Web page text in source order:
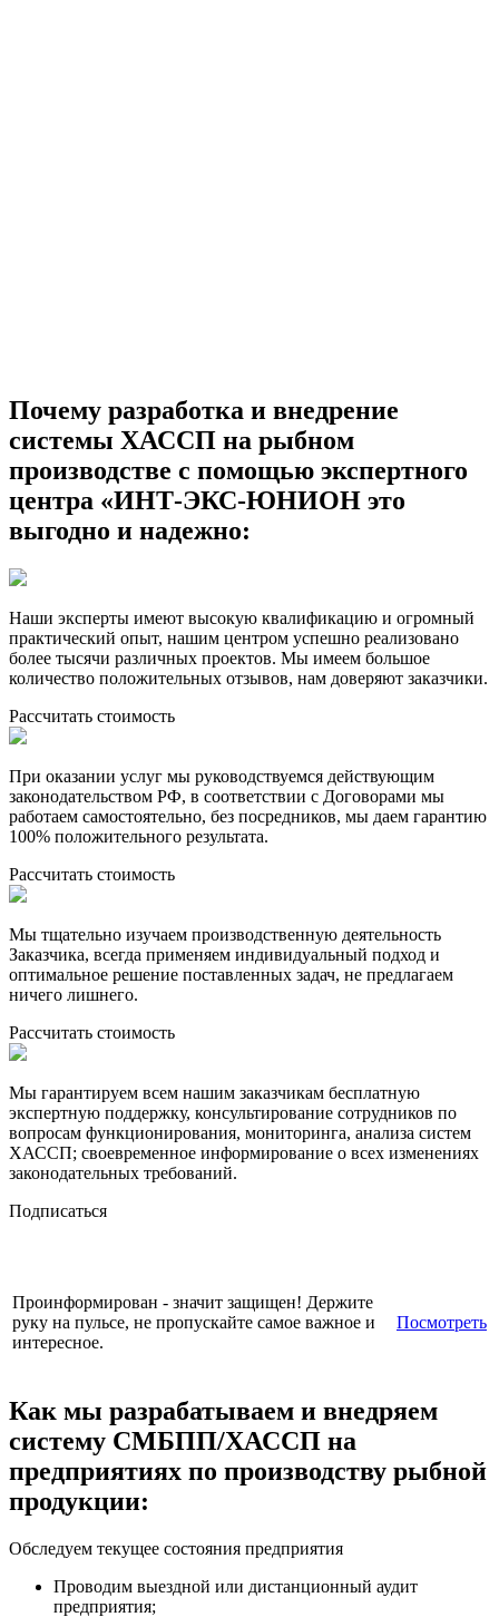
Почему разработка и внедрение
системы ХАССП на рыбном
производстве с помощью экспертного
центра «ИНТ-ЭКС-ЮНИОН это
выгодно и надежно:
Наши эксперты имеют высокую квалификацию и огромный
практический опыт, нашим центром успешно реализовано
более тысячи различных проектов. Мы имеем большое
количество положительных отзывов, нам доверяют заказчики.
Рассчитать стоимость
При оказании услуг мы руководствуемся действующим
законодательством РФ, в соответствии с Договорами мы
работаем самостоятельно, без посредников, мы даем гарантию
100% положительного результата.
Рассчитать стоимость
Мы тщательно изучаем производственную деятельность
Заказчика, всегда применяем индивидуальный подход и
оптимальное решение поставленных задач, не предлагаем
ничего лишнего.
Рассчитать стоимость
Мы гарантируем всем нашим заказчикам бесплатную
экспертную поддержку, консультирование сотрудников по
вопросам функционирования, мониторинга, анализа систем
ХАССП; своевременное информирование о всех изменениях
законодательных требований.
Подписаться
Проинформирован - значит защищен! Держите
руку на пульсе, не пропускайте самое важное и
интересное.
Посмотреть
Как мы разрабатываем и внедряем
систему СМБПП/ХАССП на
предприятиях по производству рыбной
продукции:
Обследуем текущее состояния предприятия
Проводим выездной или дистанционный аудит
предприятия;